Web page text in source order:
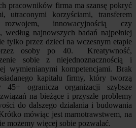
pracowników firma ma szansę pokryć
utraconymi korzyściami, transferem
innowacyjnością czy
według najnowszych badań najpełniej
tylko przez dzieci na wczesnym etapie
osoby po 40. Kreatywność,
sobie z niejednoznacznością i
wymienianymi kompetencjami. Brak
kapitału firmy, który tworzą
45+ ogranicza organizacji szybsze
na bieżące i przyszłe problemy
do dalszego działania i budowania
mówiąc jest marnotrawstwem, na
możemy więcej sobie pozwalać.